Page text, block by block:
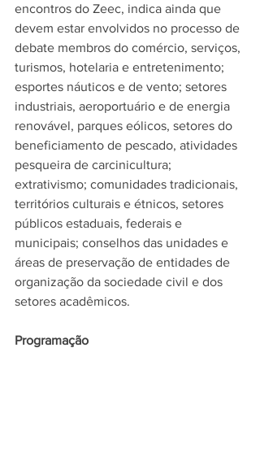
encontros do Zeec, indica ainda que
devem estar envolvidos no processo de
debate membros do comércio, serviços,
turismos, hotelaria e entretenimento;
esportes náuticos e de vento; setores
industriais, aeroportuário e de energia
renovável, parques eólicos, setores do
beneficiamento de pescado, atividades
pesqueira de carcinicultura;
extrativismo; comunidades tradicionais,
territórios culturais e étnicos, setores
públicos estaduais, federais e
municipais; conselhos das unidades e
áreas de preservação de entidades de
organização da sociedade civil e dos
setores acadêmicos.
Programação